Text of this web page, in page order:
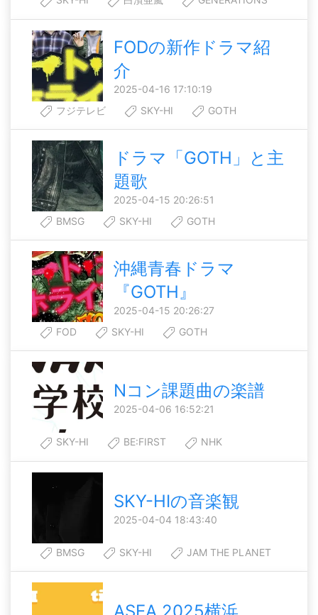
FODの新作ドラマ紹
介
2025-04-16 17:10:19
フジテレビ
SKY-HI GOTH
ドラマ「GOTH」と主
題歌
2025-04-15 20:26:51
BMSG
SKY-HI GOTH
沖縄青春ドラマ
『GOTH』
2025-04-15 20:26:27
FOD
SKY-HI GOTH
Nコン課題曲の楽譜
2025-04-06 16:52:21
SKY-HI BE:FIRST NHK
SKY-HIの音楽観
2025-04-04 18:43:40
BMSG SKY-HI JAM THE PLANET